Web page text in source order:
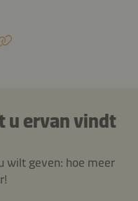
u ervan vindt
wilt geven: hoe meer